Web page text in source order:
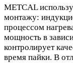
METCAL
монтажу:
процессом
мощность в
контролирует
время пайки. В